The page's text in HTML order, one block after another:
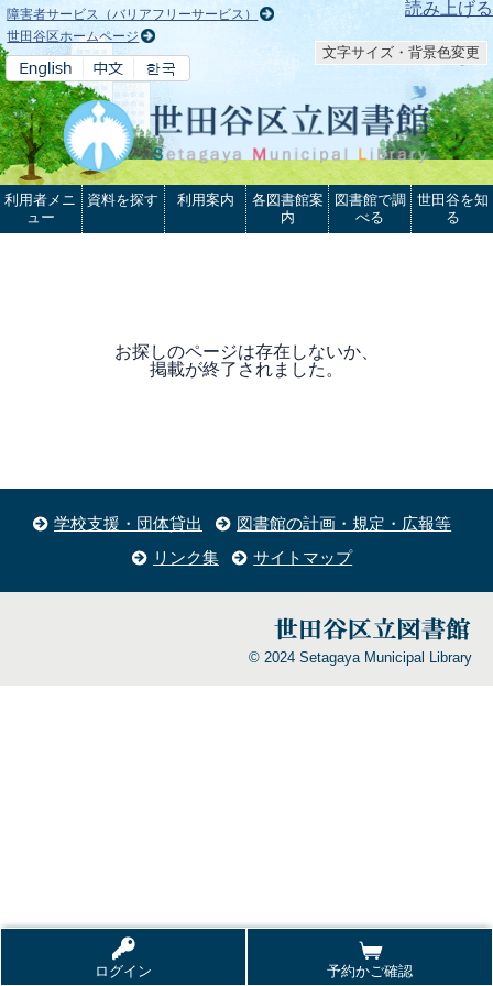
本文へ 読み上げる
障害者サービス（バリアフリーサービス）
世田谷区ホームページ
文字サイズ・背景色変更
ログイン 予約かご確認
利用者メニ
ュー
資料を探す 利用案内
各図書館案
内
図書館で調
べる
世田谷を知
る
お探しのページは存在しないか、
掲載が終了されました。
学校支援・団体貸出
図書館の計画・規定・広報等
リンク集
サイトマップ
© 2024 Setagaya Municipal Library